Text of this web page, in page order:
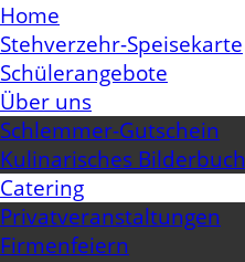
Home
Stehverzehr-Speisekarte
Schülerangebote
Über uns
Schlemmer-Gutschein
Kulinarisches Bilderbuch
Catering
Privatveranstaltungen
Firmenfeiern